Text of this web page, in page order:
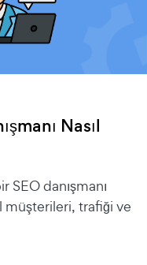
Nasıl
SEO danışmanı
trafiği ve